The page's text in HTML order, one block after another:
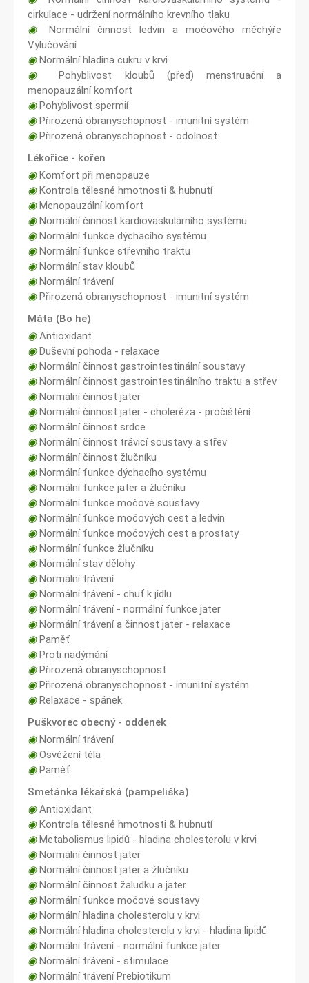
cirkulace - udržení normálního krevního tlaku
◉
Normální činnost ledvin a močového měchýře
Vylučování
◉Normální hladina cukru v krvi
◉
Pohyblivost kloubů (před) menstruační a
menopauzální komfort
◉Pohyblivost spermií
◉Přirozená obranyschopnost - imunitní systém
◉Přirozená obranyschopnost - odolnost
Lékořice - kořen
◉Komfort při menopauze
◉Kontrola tělesné hmotnosti & hubnutí
◉Menopauzální komfort
◉Normální činnost kardiovaskulárního systému
◉Normální funkce dýchacího systému
◉Normální funkce střevního traktu
◉Normální stav kloubů
◉Normální trávení
◉Přirozená obranyschopnost - imunitní systém
Máta (Bo he)
◉Antioxidant
◉Duševní pohoda - relaxace
◉Normální činnost gastrointestinální soustavy
◉Normální činnost gastrointestinálního traktu a střev
◉Normální činnost jater
◉Normální činnost jater - choleréza - pročištění
◉Normální činnost srdce
◉Normální činnost trávicí soustavy a střev
◉Normální činnost žlučníku
◉Normální funkce dýchacího systému
◉Normální funkce jater a žlučníku
◉Normální funkce močové soustavy
◉Normální funkce močových cest a ledvin
◉Normální funkce močových cest a prostaty
◉Normální funkce žlučníku
◉Normální stav dělohy
◉Normální trávení
◉Normální trávení - chuť k jídlu
◉Normální trávení - normální funkce jater
◉Normální trávení a činnost jater - relaxace
◉Paměť
◉Proti nadýmání
◉Přirozená obranyschopnost
◉Přirozená obranyschopnost - imunitní systém
◉Relaxace - spánek
Puškvorec obecný - oddenek
◉Normální trávení
◉Osvěžení těla
◉Paměť
Smetánka lékařská (pampeliška)
◉Antioxidant
◉Kontrola tělesné hmotnosti & hubnutí
◉Metabolismus lipidů - hladina cholesterolu v krvi
◉Normální činnost jater
◉Normální činnost jater a žlučníku
◉Normální činnost žaludku a jater
◉Normální funkce močové soustavy
◉Normální hladina cholesterolu v krvi
◉Normální hladina cholesterolu v krvi - hladina lipidů
◉Normální trávení - normální funkce jater
◉Normální trávení - stimulace
◉Normální trávení Prebiotikum